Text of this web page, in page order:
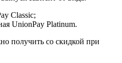
Classic;
UnionPay Platinum.
получить со скидкой при